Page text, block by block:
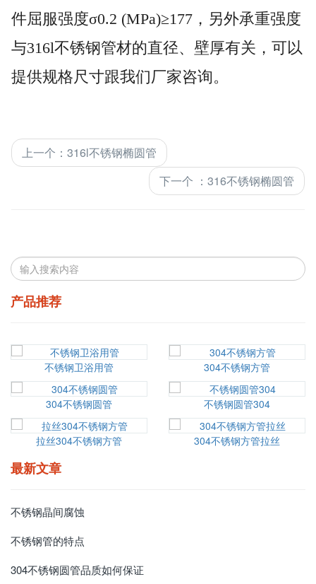
件屈服强度σ0.2 (MPa)≥177，另外承重强度
与316l不锈钢管材的直径、壁厚有关，可以
提供规格尺寸跟我们厂家咨询。
上一个 ： 316l不锈钢椭圆管
下一个 ： 316不锈钢椭圆管
产品推荐
不锈钢卫浴用管 304不锈钢方管
304不锈钢圆管 不锈钢圆管304
拉丝304不锈钢方管 304不锈钢方管拉丝
最新文章
不锈钢晶间腐蚀
不锈钢管的特点
304不锈钢圆管品质如何保证